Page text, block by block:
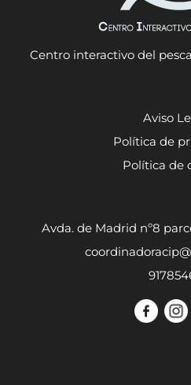
Centro interactivo del
Aviso
Política de
Política de
Avda. de Madrid nº8